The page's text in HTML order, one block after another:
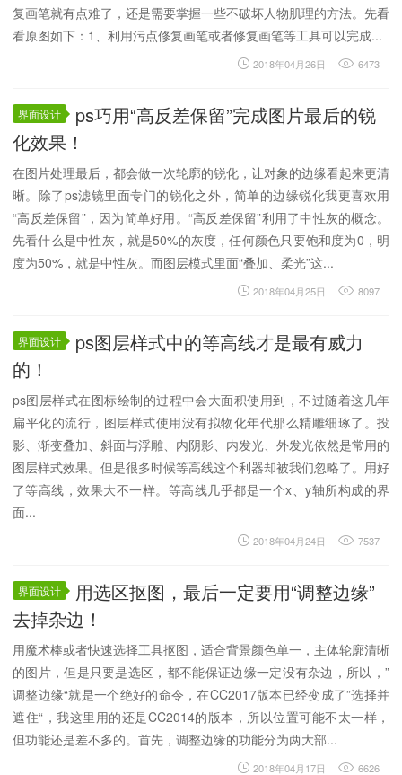
复画笔就有点难了，还是需要掌握一些不破坏人物肌理的方法。先看
看原图如下：1、利用污点修复画笔或者修复画笔等工具可以完成...
2018年04月26日 6473
界面设计
ps巧用“高反差保留”完成图片最后的锐
化效果！
在图片处理最后，都会做一次轮廓的锐化，让对象的边缘看起来更清
晰。除了ps滤镜里面专门的锐化之外，简单的边缘锐化我更喜欢用
“高反差保留”，因为简单好用。“高反差保留”利用了中性灰的概念。
先看什么是中性灰，就是50%的灰度，任何颜色只要饱和度为0，明
度为50%，就是中性灰。而图层模式里面“叠加、柔光”这...
2018年04月25日 8097
界面设计
ps图层样式中的等高线才是最有威力
的！
ps图层样式在图标绘制的过程中会大面积使用到，不过随着这几年
扁平化的流行，图层样式使用没有拟物化年代那么精雕细琢了。投
影、渐变叠加、斜面与浮雕、内阴影、内发光、外发光依然是常用的
图层样式效果。但是很多时候等高线这个利器却被我们忽略了。用好
了等高线，效果大不一样。等高线几乎都是一个x、y轴所构成的界
面...
2018年04月24日 7537
界面设计
用选区抠图，最后一定要用“调整边缘”
去掉杂边！
用魔术棒或者快速选择工具抠图，适合背景颜色单一，主体轮廓清晰
的图片，但是只要是选区，都不能保证边缘一定没有杂边，所以，”
调整边缘“就是一个绝好的命令，在CC2017版本已经变成了”选择并
遮住“，我这里用的还是CC2014的版本，所以位置可能不太一样，
但功能还是差不多的。首先，调整边缘的功能分为两大部...
2018年04月17日 6626